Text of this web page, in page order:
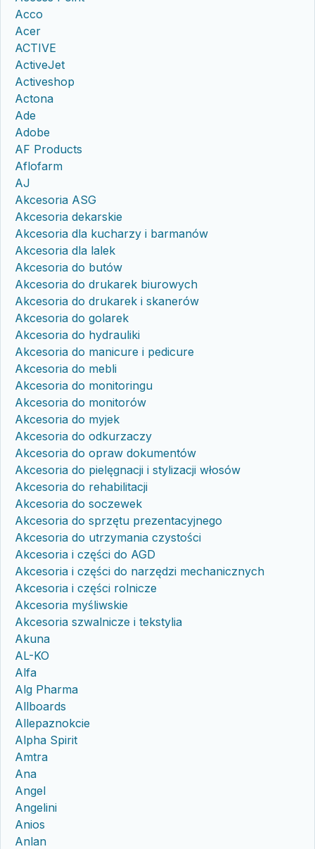
Acco
Acer
ACTIVE
ActiveJet
Activeshop
Actona
Ade
Adobe
AF Products
Aflofarm
AJ
Akcesoria ASG
Akcesoria dekarskie
Akcesoria dla kucharzy i barmanów
Akcesoria dla lalek
Akcesoria do butów
Akcesoria do drukarek biurowych
Akcesoria do drukarek i skanerów
Akcesoria do golarek
Akcesoria do hydrauliki
Akcesoria do manicure i pedicure
Akcesoria do mebli
Akcesoria do monitoringu
Akcesoria do monitorów
Akcesoria do myjek
Akcesoria do odkurzaczy
Akcesoria do opraw dokumentów
Akcesoria do pielęgnacji i stylizacji włosów
Akcesoria do rehabilitacji
Akcesoria do soczewek
Akcesoria do sprzętu prezentacyjnego
Akcesoria do utrzymania czystości
Akcesoria i części do AGD
Akcesoria i części do narzędzi mechanicznych
Akcesoria i części rolnicze
Akcesoria myśliwskie
Akcesoria szwalnicze i tekstylia
Akuna
AL-KO
Alfa
Alg Pharma
Allboards
Allepaznokcie
Alpha Spirit
Amtra
Ana
Angel
Angelini
Anios
Anlan